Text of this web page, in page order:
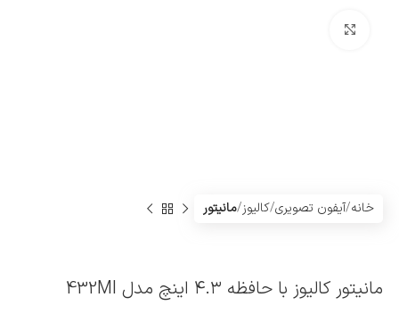
خانه آیفون تصویری کالیوز مانیتور
مانیتور کالیوز با حافظه ۴.۳ اینچ مدل 432MI